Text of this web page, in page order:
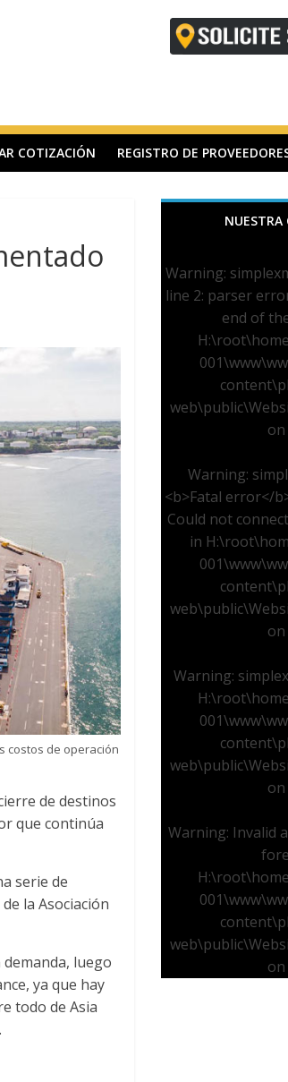
COTIZACIÓN REGISTRO DE
costos de operación
de destinos
que continúa
serie de
la Asociación
luego
ya que hay
todo de Asia
NUESTRA
Warning:
line 2: parser
end of
Warning:
<b>Fatal error</
Could not
in
Warning:
Warning: Invalid